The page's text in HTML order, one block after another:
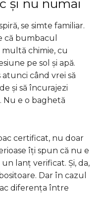
și nu numai
se simte familiar.
că bumbacul
chimie, cu
pe sol și apă.
când vrei să
și să încurajezi
Nu e o baghetă
certificat, nu doar
îți spun că nu e
lanț verificat. Și, da,
Dar în cazul
diferența între